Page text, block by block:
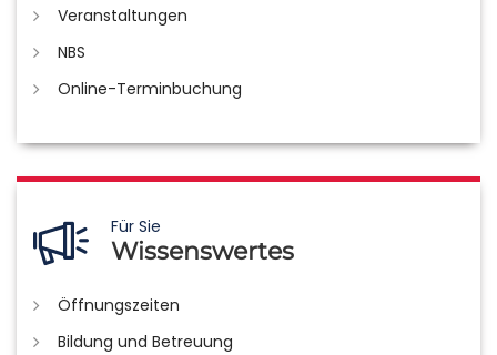
Veranstaltungen
NBS
Online-Terminbuchung
Für Sie
Wissenswertes
Öffnungszeiten
Bildung und Betreuung